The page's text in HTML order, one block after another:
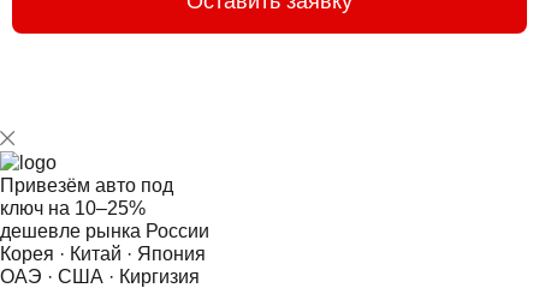
Привезём авто под
ключ на 10–25%
дешевле рынка России
Корея · Китай · Япония
ОАЭ · США · Киргизия